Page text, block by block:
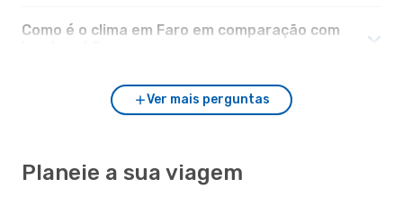
Como é o clima em Faro em comparação com
Ver mais perguntas
Planeie a sua viagem